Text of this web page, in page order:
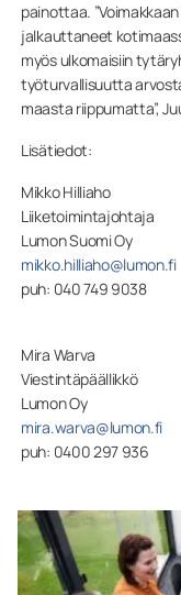
painottaa.
jalkauttaneet
myös ulkomaisiin
työturvallisuutta
maasta riippumatta”,
Lisätiedot:
Mikko Hilliaho
Liiketoimintajohtaja
Lumon Suomi Oy
mikko.hilliaho@lumon.fi
puh: 040 749 9038
Mira Warva
Viestintäpäällikkö
Lumon Oy
mira.warva@lumon.fi
puh: 0400 297 936